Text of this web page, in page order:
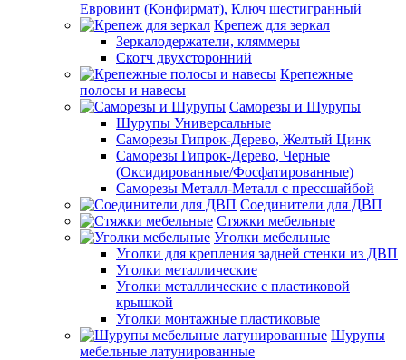
Евровинт (Конфирмат), Ключ шестигранный
Крепеж для зеркал
Зеркалодержатели, кляммеры
Скотч двухсторонний
Крепежные
полосы и навесы
Саморезы и Шурупы
Шурупы Универсальные
Саморезы Гипрок-Дерево, Желтый Цинк
Саморезы Гипрок-Дерево, Черные
(Оксидированные/Фосфатированные)
Саморезы Металл-Металл с прессшайбой
Соединители для ДВП
Стяжки мебельные
Уголки мебельные
Уголки для крепления задней стенки из ДВП
Уголки металлические
Уголки металлические с пластиковой
крышкой
Уголки монтажные пластиковые
Шурупы
мебельные латунированные